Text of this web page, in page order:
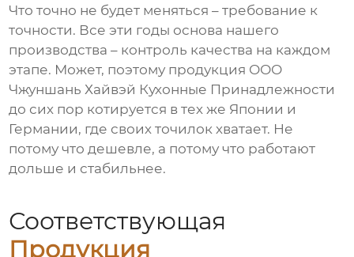
Что точно не будет меняться – требование к
точности. Все эти годы основа нашего
производства – контроль качества на каждом
этапе. Может, поэтому продукция ООО
Чжуншань Хайвэй Кухонные Принадлежности
до сих пор котируется в тех же Японии и
Германии, где своих точилок хватает. Не
потому что дешевле, а потому что работают
дольше и стабильнее.
Соответствующая
Продукция